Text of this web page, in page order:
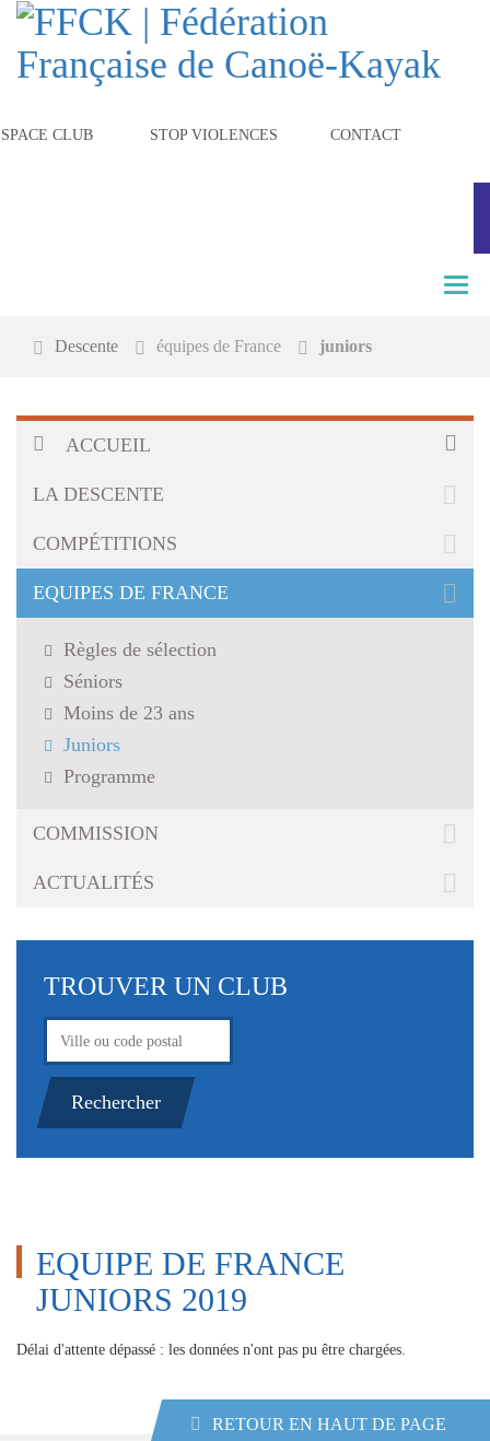
CLUB STOP VIOLENCES CONTACT
T
n
i
Descente équipes de France juniors
ACCUEIL
LA DESCENTE
COMPÉTITIONS
EQUIPES DE FRANCE
Règles de sélection
Séniors
Moins de 23 ans
Juniors
Programme
COMMISSION
ACTUALITÉS
TROUVER UN CLUB
EQUIPE DE FRANCE
JUNIORS 2019
Délai d'attente dépassé : les données n'ont pas pu être chargées.
RETOUR EN HAUT DE PAGE